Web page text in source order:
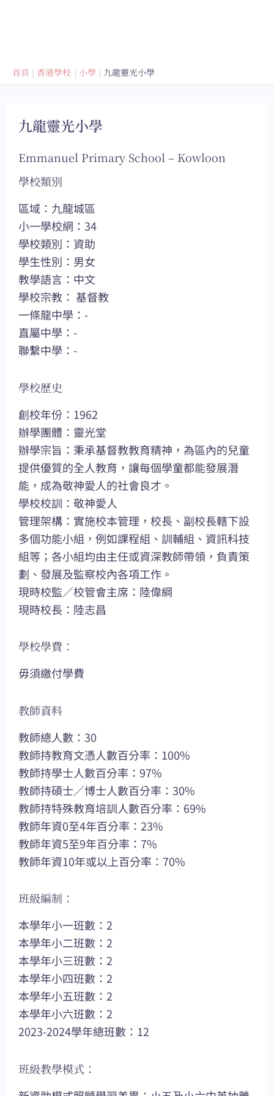
首頁 香港學校 小學 九龍靈光小學
九龍靈光小學
Emmanuel Primary School – Kowloon
學校類別
區域：九龍城區
小一學校網：34
學校類別：資助
學生性別：男女
教學語言：中文
學校宗教： 基督教
一條龍中學：-
直屬中學：-
聯繫中學：-
學校歷史
創校年份：1962
辦學團體：靈光堂
辦學宗旨：秉承基督教教育精神，為區內的兒童
提供優質的全人教育，讓每個學童都能發展潛
能，成為敬神愛人的社會良才。
學校校訓：敬神愛人
管理架構：實施校本管理，校長、副校長轄下設
多個功能小組，例如課程組、訓輔組、資訊科技
組等；各小組均由主任或資深教師帶領，負責策
劃、發展及監察校內各項工作。
現時校監／校管會主席：陸偉綱
現時校長：陸志昌
學校學費：
毋須繳付學費
教師資料
教師總人數：30
教師持教育文憑人數百分率：100%
教師持學士人數百分率：97%
教師持碩士／博士人數百分率：30%
教師持特殊教育培訓人數百分率：69%
教師年資0至4年百分率：23%
教師年資5至9年百分率：7%
教師年資10年或以上百分率：70%
班級編制：
本學年小一班數：2
本學年小二班數：2
本學年小三班數：2
本學年小四班數：2
本學年小五班數：2
本學年小六班數：2
2023-2024學年總班數：12
班級教學模式：